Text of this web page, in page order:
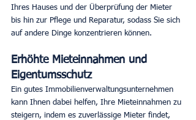
Ihres Hauses und der Überprüfung der Mieter
bis hin zur Pflege und Reparatur, sodass Sie sich
auf andere Dinge konzentrieren können.
Erhöhte Mieteinnahmen und
Eigentumsschutz
Ein gutes Immobilienverwaltungsunternehmen
kann Ihnen dabei helfen, Ihre Mieteinnahmen zu
steigern, indem es zuverlässige Mieter findet,